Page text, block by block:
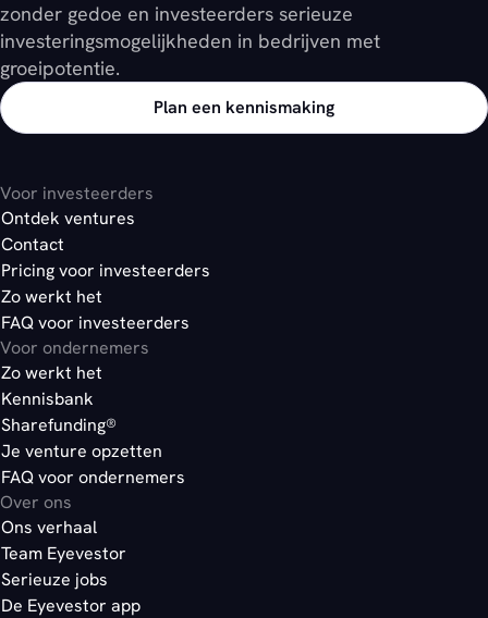
zonder gedoe en investeerders serieuze
investeringsmogelijkheden in bedrijven met
groeipotentie.
Plan een kennismaking
Voor investeerders
Ontdek ventures
Contact
Pricing voor investeerders
Zo werkt het
FAQ voor investeerders
Voor ondernemers
Zo werkt het
Kennisbank
Sharefunding®
Je venture opzetten
FAQ voor ondernemers
Over ons
Ons verhaal
Team Eyevestor
Serieuze jobs
De Eyevestor app